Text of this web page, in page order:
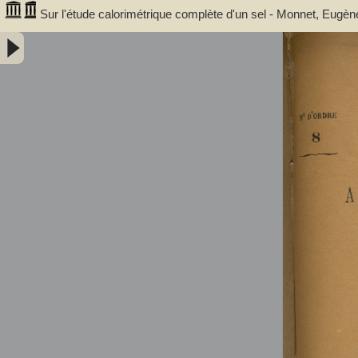
Sur l'étude calorimétrique complète d'un sel - Monnet,